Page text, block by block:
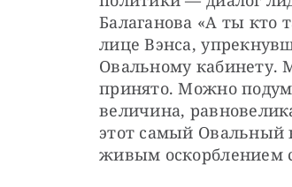
Балаганова «А ты кто
лице Вэнса,
Овальному кабинету.
принято. Можно
величина,
этот самый Овальный
живым оскорблением